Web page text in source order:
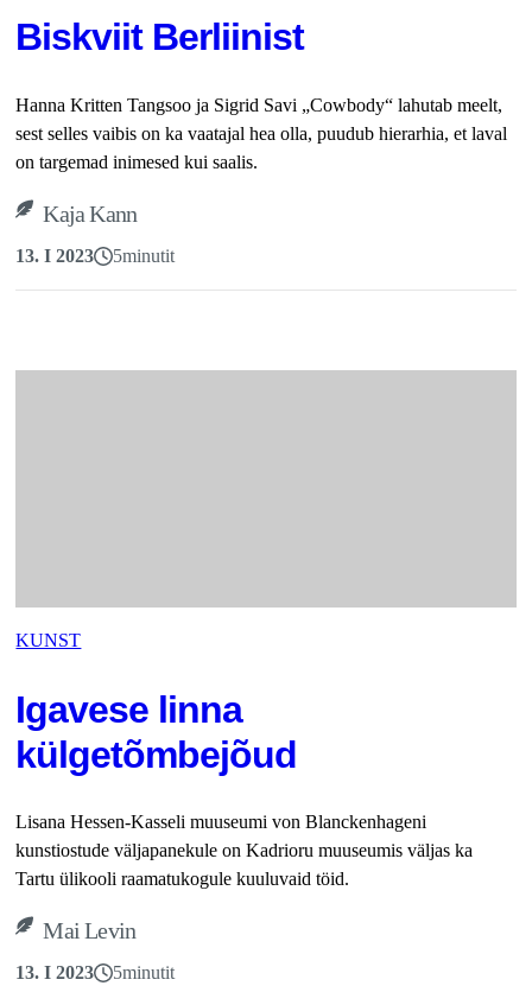
Biskviit Berliinist
Hanna Kritten Tangsoo ja Sigrid Savi „Cowbody“ lahutab meelt,
sest selles vaibis on ka vaatajal hea olla, puudub hierarhia, et laval
on targemad inimesed kui saalis.
Kaja Kann
13. I 2023 5minutit
KUNST
Igavese linna
külgetõmbejõud
Lisana Hessen-Kasseli muuseumi von Blanckenhageni
kunstiostude väljapanekule on Kadrioru muuseumis väljas ka
Tartu ülikooli raamatukogule kuuluvaid töid.
Mai Levin
13. I 2023 5minutit